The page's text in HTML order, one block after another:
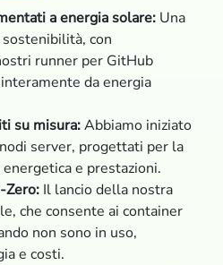
a energia solare: Una
con
runner per GitHub
da energia
su misura:Abbiamo iniziato
server, progettati per la
e prestazioni.
Zero: Il lancio della nostra
che consente ai container
non sono in uso,
e costi.